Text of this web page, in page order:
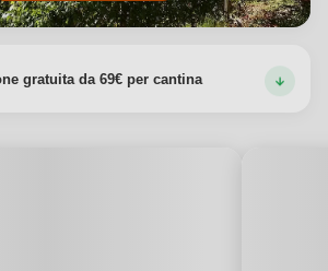
gratuita da 69€ per cantina